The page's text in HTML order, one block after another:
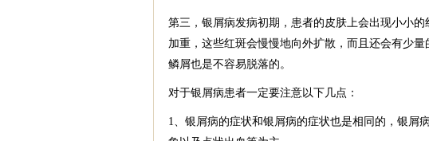
第三，银屑病发病初期，患者的皮肤上会出现小小
加重，这些红斑会慢慢地向外扩散，而且还会有少
鳞屑也是不容易脱落的。
对于银屑病患者一定要注意以下几点：
1、银屑病的症状和银屑病的症状也是相同的，银屑